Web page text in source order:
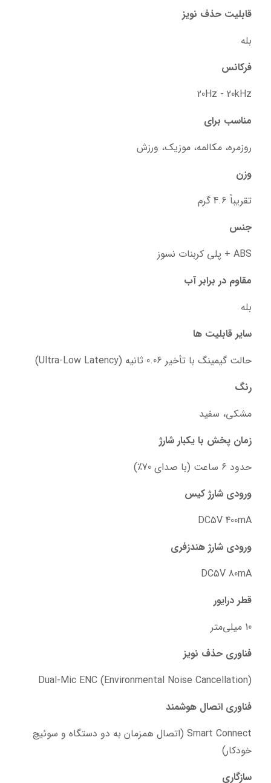
قابلیت حذف نویز
بله
فرکانس
20Hz - 20kHz
مناسب برای
روزمره، مکالمه، موزیک، ورزش
وزن
تقریباً 4.6 گرم
جنس
ABS + پلی کربنات نسوز
مقاوم در برابر آب
بله
سایر قابلیت ها
حالت گیمینگ با تأخیر 0.06 ثانیه (Ultra-Low Latency)
رنگ
مشکی، سفید
زمان پخش با یکبار شارژ
حدود 6 ساعت (با صدای 70٪)
ورودی شارژ کیس
DC5V 400mA
ورودی شارژ هندزفری
DC5V 80mA
قطر درایور
10 میلی‌متر
فناوری حذف نویز
Dual-Mic ENC (Environmental Noise Cancellation)
فناوری اتصال هوشمند
خودکار)
سازگاری